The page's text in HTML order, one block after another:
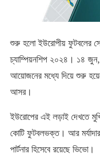
শুরু হলো ইউরোপীয় ফুটবলের
চ্যাম্পিয়নশিপ ২০২৪। ১৪ জুন,
আয়োজনের মধ্যে দিয়ে শুরু
আসর।
ইউরোপের এই লড়াই দেখতে
কোটি ফুটবলভক্ত। আর
পার্টনার হিসেবে রয়েছে ভিভো।